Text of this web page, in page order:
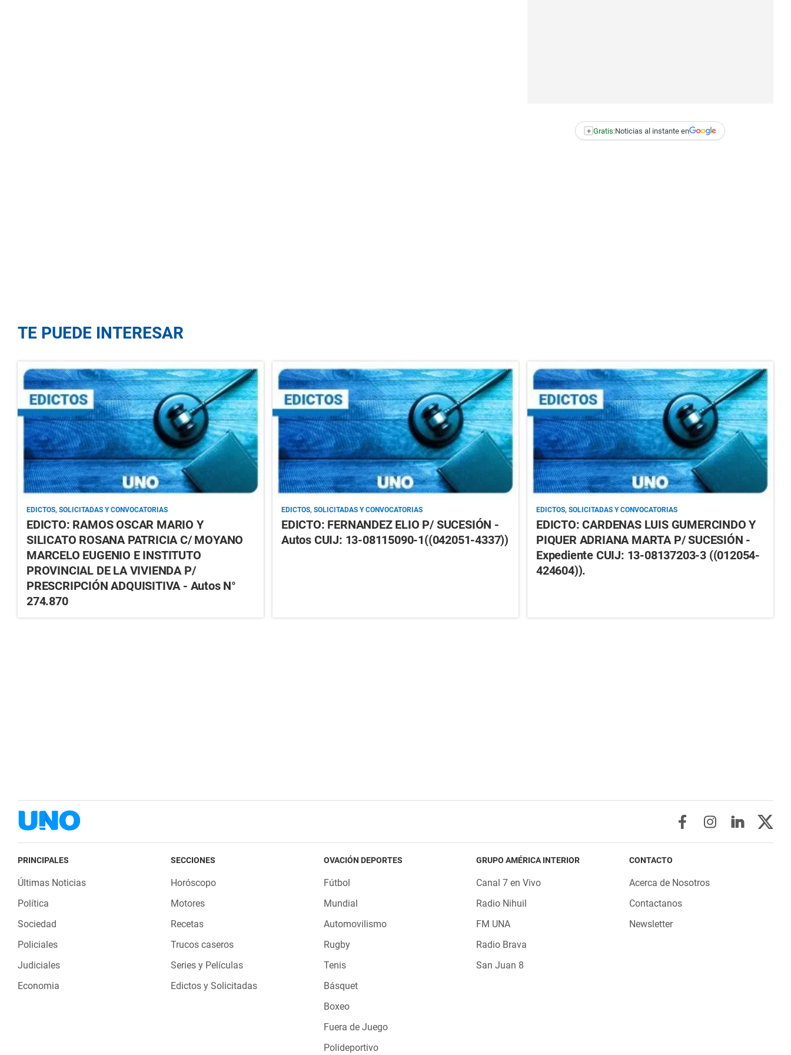
+ Gratis:Noticias al instante en
TE PUEDE INTERESAR
EDICTOS, SOLICITADAS Y CONVOCATORIAS
EDICTO: RAMOS OSCAR MARIO Y
SILICATO ROSANA PATRICIA C/ MOYANO
MARCELO EUGENIO E INSTITUTO
PROVINCIAL DE LA VIVIENDA P/
PRESCRIPCIÓN ADQUISITIVA - Autos N°
274.870
EDICTOS, SOLICITADAS Y CONVOCATORIAS
EDICTO: FERNANDEZ ELIO P/ SUCESIÓN -
Autos CUIJ: 13-08115090-1((042051-4337))
EDICTOS, SOLICITADAS Y CONVOCATORIAS
EDICTO: CARDENAS LUIS GUMERCINDO Y
PIQUER ADRIANA MARTA P/ SUCESIÓN -
Expediente CUIJ: 13-08137203-3 ((012054-
424604)).
PRINCIPALES
Últimas Noticias
Política
Sociedad
Policiales
Judiciales
Economia
SECCIONES
Horóscopo
Motores
Recetas
Trucos caseros
Series y Películas
Edictos y Solicitadas
OVACIÓN DEPORTES
Fútbol
Mundial
Automovilismo
Rugby
Tenis
Básquet
Boxeo
Fuera de Juego
Polideportivo
GRUPO AMÉRICA INTERIOR
Canal 7 en Vivo
Radio Nihuil
FM UNA
Radio Brava
San Juan 8
CONTACTO
Acerca de Nosotros
Contactanos
Newsletter